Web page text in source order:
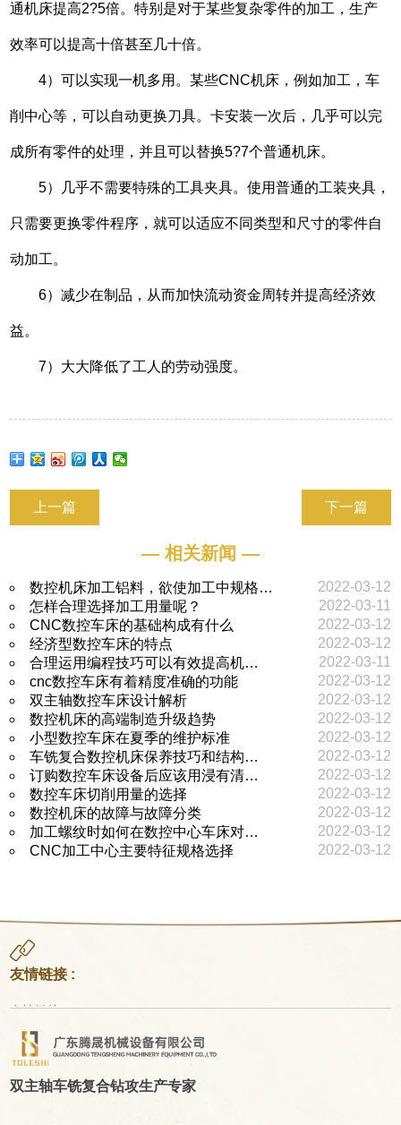
通机床提高2?5倍。特别是对于某些复杂零件的加工，生产
效率可以提高十倍甚至几十倍。
4）可以实现一机多用。某些CNC机床，例如加工，车
削中心等，可以自动更换刀具。卡安装一次后，几乎可以完
成所有零件的处理，并且可以替换5?7个普通机床。
5）几乎不需要特殊的工具夹具。使用普通的工装夹具，
只需要更换零件程序，就可以适应不同类型和尺寸的零件自
动加工。
6）减少在制品，从而加快流动资金周转并提高经济效
益。
7）大大降低了工人的劳动强度。
上一篇 下一篇
— 相关新闻 —
数控机床加工铝料，欲使加工中规格…
2022-03-12
怎样合理选择加工用量呢？
2022-03-11
CNC数控车床的基础构成有什么
2022-03-12
经济型数控车床的特点
2022-03-12
合理运用编程技巧可以有效提高机…
2022-03-11
cnc数控车床有着精度准确的功能
2022-03-12
双主轴数控车床设计解析
2022-03-12
数控机床的高端制造升级趋势
2022-03-12
小型数控车床在夏季的维护标准
2022-03-12
车铣复合数控机床保养技巧和结构…
2022-03-12
订购数控车床设备后应该用浸有清…
2022-03-12
数控车床切削用量的选择
2022-03-12
数控机床的故障与故障分类
2022-03-12
加工螺纹时如何在数控中心车床对…
2022-03-12
CNC加工中心主要特征规格选择
2022-03-12
友情链接 :
友情链接
双主轴车铣复合钻攻生产专家